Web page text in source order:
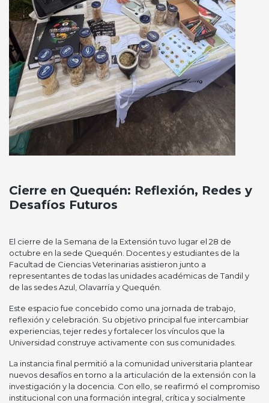
Cierre en Quequén: Reflexión, Redes y
Desafíos Futuros
El cierre de la Semana de la Extensión tuvo lugar el 28 de
octubre en la sede Quequén. Docentes y estudiantes de la
Facultad de Ciencias Veterinarias asistieron junto a
representantes de todas las unidades académicas de Tandil y
de las sedes Azul, Olavarría y Quequén.
Este espacio fue concebido como una jornada de trabajo,
reflexión y celebración. Su objetivo principal fue intercambiar
experiencias, tejer redes y fortalecer los vínculos que la
Universidad construye activamente con sus comunidades.
La instancia final permitió a la comunidad universitaria plantear
nuevos desafíos en torno a la articulación de la extensión con la
investigación y la docencia. Con ello, se reafirmó el compromiso
institucional con una formación integral, crítica y socialmente